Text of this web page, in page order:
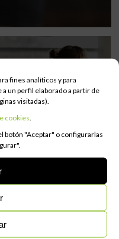
fines analíticos y para
un perfil elaborado a partir de
visitadas).
cookies
botón "Aceptar" o configurarlas